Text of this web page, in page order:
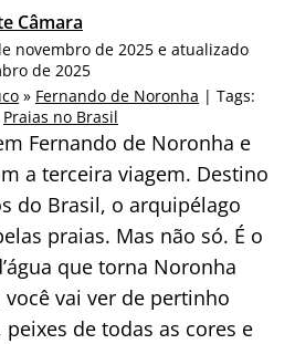
Câmara
novembro de 2025 e atualizado
de 2025
» Fernando de Noronha | Tags:
Praias no Brasil
Fernando de Noronha e
a terceira viagem. Destino
do Brasil, o arquipélago
praias. Mas não só. É o
que torna Noronha
vai ver de pertinho
de todas as cores e